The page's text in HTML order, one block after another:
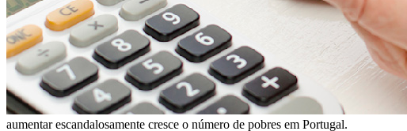
aumentar escandalosamente cresce o número de pobres em Portugal.